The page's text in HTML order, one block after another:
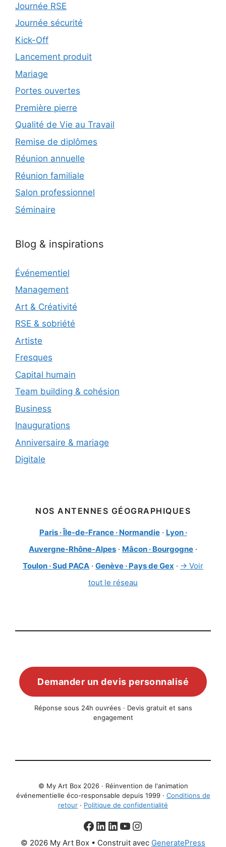
Journée RSE
Journée sécurité
Kick-Off
Lancement produit
Mariage
Portes ouvertes
Première pierre
Qualité de Vie au Travail
Remise de diplômes
Réunion annuelle
Réunion familiale
Salon professionnel
Séminaire
Blog & inspirations
Événementiel
Management
Art & Créativité
RSE & sobriété
Artiste
Fresques
Capital humain
Team building & cohésion
Business
Inaugurations
Anniversaire & mariage
Digitale
NOS ANTENNES GÉOGRAPHIQUES
Paris · Île-de-France · Normandie· Lyon ·
Auvergne-Rhône-Alpes · Mâcon · Bourgogne ·
Toulon · Sud PACA · Genève · Pays de Gex · → Voir
tout le réseau
Demander un devis personnalisé
Réponse sous 24h ouvrées · Devis gratuit et sans
engagement
© My Art Box 2026 · Réinvention de l'animation
événementielle éco-responsable depuis 1999 · Conditions de
retour · Politique de confidentialité
Facebook
aNa LinkedIn
Christophe LinkedIn
YouTube
Instagram
© 2026 My Art Box • Construit avec GeneratePress